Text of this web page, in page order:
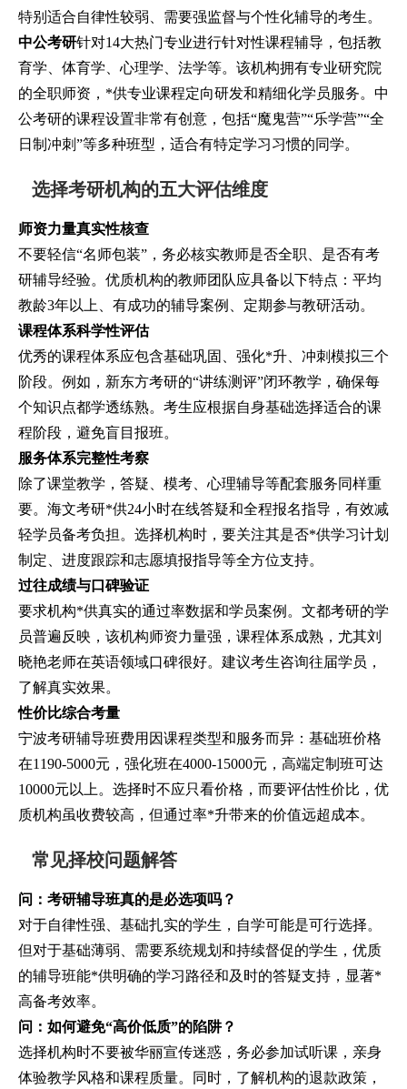
特别适合自律性较弱、需要强监督与个性化辅导的考生。
中公考研针对14大热门专业进行针对性课程辅导，包括教
育学、体育学、心理学、法学等。该机构拥有专业研究院
的全职师资，*供专业课程定向研发和精细化学员服务。中
公考研的课程设置非常有创意，包括“魔鬼营”“乐学营”“全
日制冲刺”等多种班型，适合有特定学习习惯的同学。
选择考研机构的五大评估维度
师资力量真实性核查
不要轻信“名师包装”，务必核实教师是否全职、是否有考
研辅导经验。优质机构的教师团队应具备以下特点：平均
教龄3年以上、有成功的辅导案例、定期参与教研活动。
课程体系科学性评估
优秀的课程体系应包含基础巩固、强化*升、冲刺模拟三个
阶段。例如，新东方考研的“讲练测评”闭环教学，确保每
个知识点都学透练熟。考生应根据自身基础选择适合的课
程阶段，避免盲目报班。
服务体系完整性考察
除了课堂教学，答疑、模考、心理辅导等配套服务同样重
要。海文考研*供24小时在线答疑和全程报名指导，有效减
轻学员备考负担。选择机构时，要关注其是否*供学习计划
制定、进度跟踪和志愿填报指导等全方位支持。
过往成绩与口碑验证
要求机构*供真实的通过率数据和学员案例。文都考研的学
员普遍反映，该机构师资力量强，课程体系成熟，尤其刘
晓艳老师在英语领域口碑很好。建议考生咨询往届学员，
了解真实效果。
性价比综合考量
宁波考研辅导班费用因课程类型和服务而异：基础班价格
在1190-5000元，强化班在4000-15000元，高端定制班可达
10000元以上。选择时不应只看价格，而要评估性价比，优
质机构虽收费较高，但通过率*升带来的价值远超成本。
常见择校问题解答
问：考研辅导班真的是必选项吗？
对于自律性强、基础扎实的学生，自学可能是可行选择。
但对于基础薄弱、需要系统规划和持续督促的学生，优质
的辅导班能*供明确的学习路径和及时的答疑支持，显著*
高备考效率。
问：如何避免“高价低质”的陷阱？
选择机构时不要被华丽宣传迷惑，务必参加试听课，亲身
体验教学风格和课程质量。同时，了解机构的退款政策，